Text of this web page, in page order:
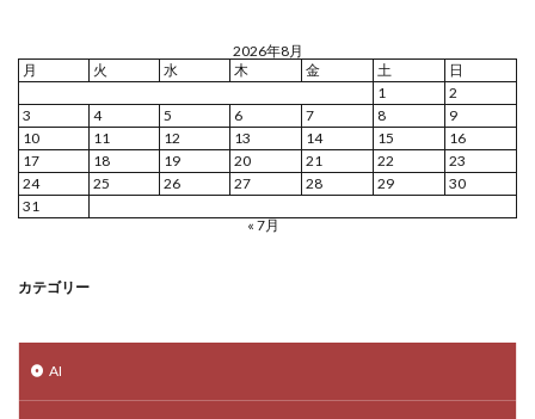
2026年8月
月
火 水 木 金 土
日
1
2
3
4 5 6 7 8
9
10
11 12 13 14 15
16
17
18 19 20 21 22
23
24
25 26 27 28 29
30
31
« 7月
カテゴリー
AI